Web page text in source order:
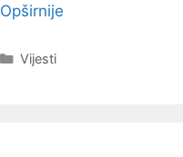
Opširnije
Kategorije
Vijesti